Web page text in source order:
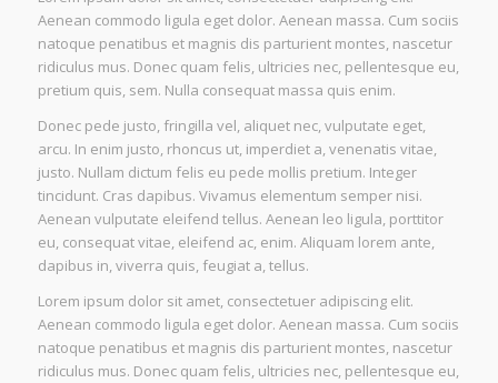
Aenean commodo ligula eget dolor. Aenean massa. Cum sociis
natoque penatibus et magnis dis parturient montes, nascetur
ridiculus mus. Donec quam felis, ultricies nec, pellentesque eu,
pretium quis, sem. Nulla consequat massa quis enim.
Donec pede justo, fringilla vel, aliquet nec, vulputate eget,
arcu. In enim justo, rhoncus ut, imperdiet a, venenatis vitae,
justo. Nullam dictum felis eu pede mollis pretium. Integer
tincidunt. Cras dapibus. Vivamus elementum semper nisi.
Aenean vulputate eleifend tellus. Aenean leo ligula, porttitor
eu, consequat vitae, eleifend ac, enim. Aliquam lorem ante,
dapibus in, viverra quis, feugiat a, tellus.
Lorem ipsum dolor sit amet, consectetuer adipiscing elit.
Aenean commodo ligula eget dolor. Aenean massa. Cum sociis
natoque penatibus et magnis dis parturient montes, nascetur
ridiculus mus. Donec quam felis, ultricies nec, pellentesque eu,